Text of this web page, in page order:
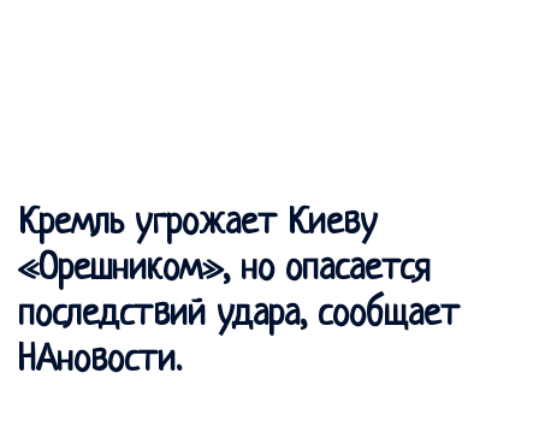
Кремль угрожает Киеву
«Орешником», но опасается
последствий удара, сообщает
НАновости.